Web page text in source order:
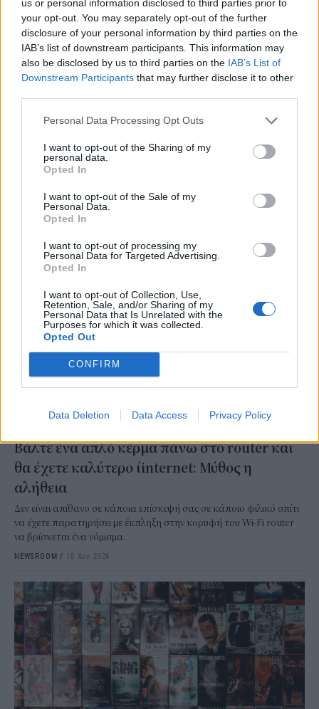
us or personal information disclosed to third parties prior to
your opt-out. You may separately opt-out of the further
disclosure of your personal information by third parties on the
IAB’s list of downstream participants. This information may
also be disclosed by us to third parties on the IAB’s List of
Downstream Participants that may further disclose it to other
Personal Data Processing Opt Outs
I want to opt-out of the Sharing of my
personal data.
Opted In
I want to opt-out of the Sale of my
Personal Data.
Opted In
I want to opt-out of processing my
Personal Data for Targeted Advertising.
Opted In
I want to opt-out of Collection, Use,
Retention, Sale, and/or Sharing of my
Personal Data that Is Unrelated with the
Purposes for which it was collected.
Opted Out
CONFIRM
Data Deletion Data Access Privacy Policy
Ακολουθήστε το στοGoogle Newsκαι
μάθετε πρώτοι όλες τις ειδήσεις
Δείτε όλες τις τελευταίεςΕιδήσειςαπό την Ελλάδα και
τον Κόσμο, στο
TAGS
δουλειά
τηλεργασία
ΣΧΕΤΙΚΑ
Βάλτε ένα απλό κέρμα πάνω στο router και
θα έχετε καλύτερο ίinternet: Μύθος η
αλήθεια
Δεν είναι απίθανο σε κάποια επίσκεψή σας σε κάποιο φιλικό σπίτι
να έχετε παρατηρήσει με έκπληξη στην κορυφή του Wi-Fi router
να βρίσκεται ένα νόμισμα.
NEWSROOM / 10 Αυγ 2026